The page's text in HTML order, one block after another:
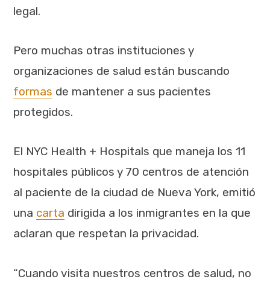
legal.
Pero muchas otras instituciones y
organizaciones de salud están buscando
formas de mantener a sus pacientes
protegidos.
El NYC Health + Hospitals que maneja los 11
hospitales públicos y 70 centros de atención
al paciente de la ciudad de Nueva York, emitió
una carta dirigida a los inmigrantes en la que
aclaran que respetan la privacidad.
“Cuando visita nuestros centros de salud, no